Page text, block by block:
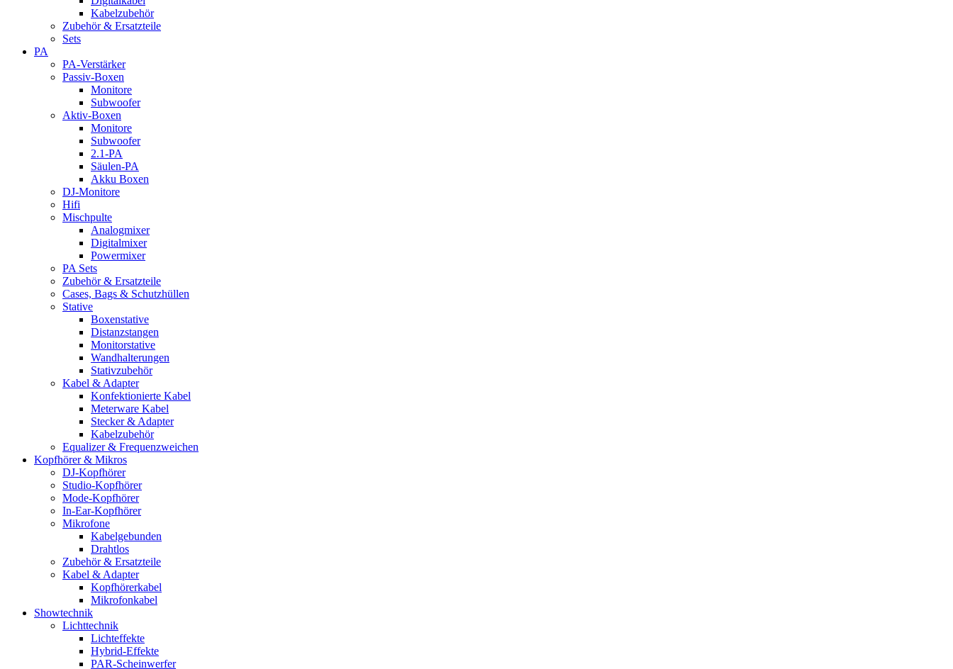
Kabelzubehör
Zubehör & Ersatzteile
Sets
PA
PA-Verstärker
Passiv-Boxen
Monitore
Subwoofer
Aktiv-Boxen
Monitore
Subwoofer
2.1-PA
Säulen-PA
Akku Boxen
DJ-Monitore
Hifi
Mischpulte
Analogmixer
Digitalmixer
Powermixer
PA Sets
Zubehör & Ersatzteile
Cases, Bags & Schutzhüllen
Stative
Boxenstative
Distanzstangen
Monitorstative
Wandhalterungen
Stativzubehör
Kabel & Adapter
Konfektionierte Kabel
Meterware Kabel
Stecker & Adapter
Kabelzubehör
Equalizer & Frequenzweichen
Kopfhörer & Mikros
DJ-Kopfhörer
Studio-Kopfhörer
Mode-Kopfhörer
In-Ear-Kopfhörer
Mikrofone
Kabelgebunden
Drahtlos
Zubehör & Ersatzteile
Kabel & Adapter
Kopfhörerkabel
Mikrofonkabel
Showtechnik
Lichttechnik
Lichteffekte
Hybrid-Effekte
PAR-Scheinwerfer